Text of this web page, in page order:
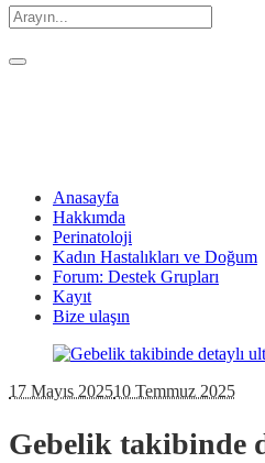
Anasayfa
Hakkımda
Perinatoloji
Kadın Hastalıkları ve Doğum
Forum: Destek Grupları
Kayıt
Bize ulaşın
17 Mayıs 202510 Temmuz 2025
Gebelik takibinde